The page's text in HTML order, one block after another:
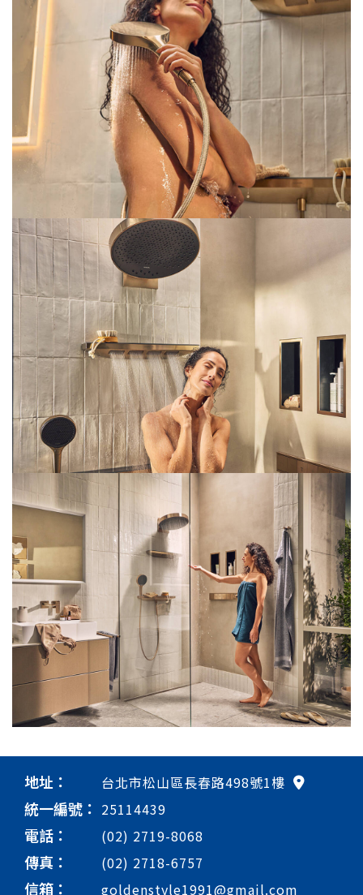
地址： 台北市松山區長春路498號1樓
統一編號： 25114439
電話： (02) 2719-8068
傳真： (02) 2718-6757
信箱： goldenstyle1991@gmail.com